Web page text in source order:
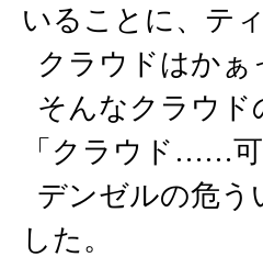
いることに、テ
クラウドはかぁ
そんなクラウド
「クラウド……
デンゼルの危う
した。